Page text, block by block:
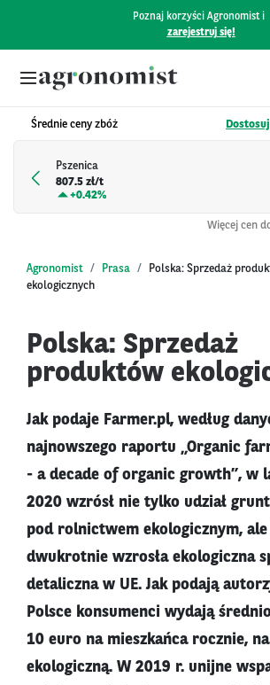
Poznaj korzyści Agronomist i
zarejestruj się!
Średnie ceny zbóż
Pszenica
807.5 zł/t
+0.42%
Więcej cen
Agronomist Prasa
Polska: Sprzedaż
ekologicznych
Polska: Sprzedaż
produktów
Jak podaje Farmer.pl, według
najnowszego raportu „Organic
- a decade of organic growth”, w
2020 wzrósł nie tylko udział
pod rolnictwem ekologicznym,
dwukrotnie wzrosła ekologiczna
detaliczna w UE. Jak podają
Polsce konsumenci wydają
10 euro na mieszkańca rocznie,
ekologiczną. W 2019 r. unijne